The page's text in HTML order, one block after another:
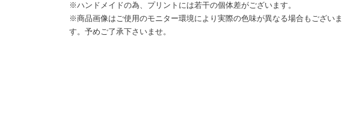
※ハンドメイドの為、プリントには若干の個体差がございます。
※商品画像はご使用のモニター環境により実際の色味が異なる場合もございま
す。予めご了承下さいませ。